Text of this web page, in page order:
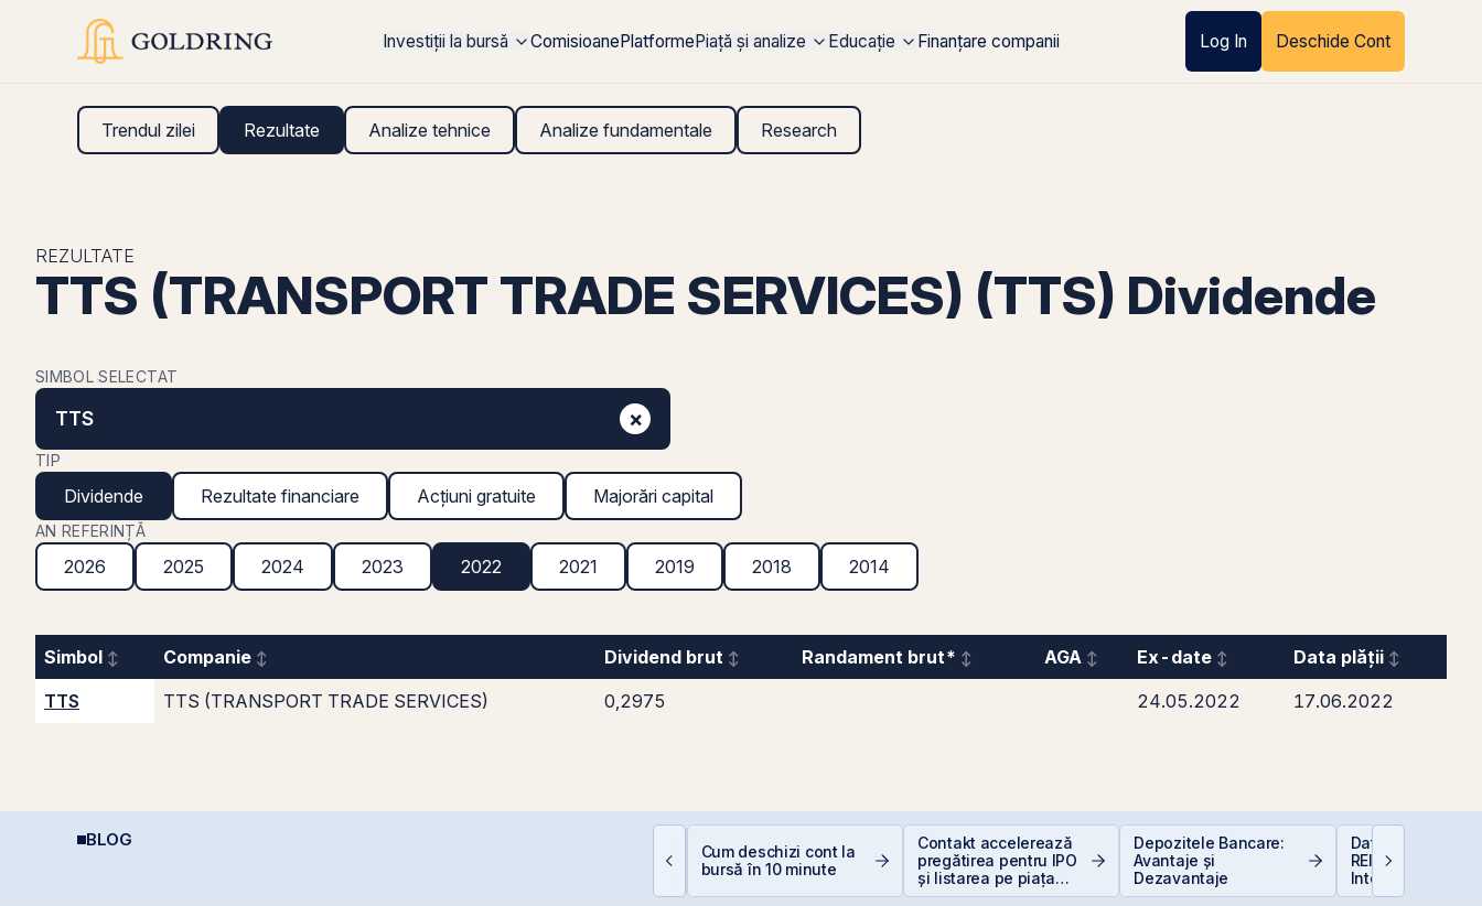
Investiții la bursă ComisioanePlatformePiață și analize Educație Finanțare companii Log In Deschide Cont
Trendul zilei Rezultate Analize tehnice Analize fundamentale Research
REZULTATE
TTS (TRANSPORT TRADE SERVICES) (TTS) Dividende
SIMBOL SELECTAT
TTS ×
TIP
Dividende Rezultate financiare Acțiuni gratuite Majorări capital
AN REFERINȚĂ
2026 2025 2024 2023 2022 2021 2019 2018 2014
Simbol Companie Dividend brut Randament brut* AGA Ex-date
Data plății
TTS
TTS (TRANSPORT TRADE SERVICES) 0,2975 24.05.2022 17.06.2022
BLOG
Cât de sigură e bursa?
Cum deschizi cont la
bursă în 10 minute
Contakt accelerează
pregătirea pentru IPO
și listarea pe piața
AeRO a BVB
Depozitele Bancare:
Avantaje și
Dezavantaje
Data Center REIT
REIT-ul în era
Inteligenței